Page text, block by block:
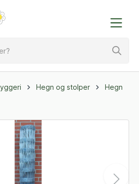
Hegn og stolper
Hegn